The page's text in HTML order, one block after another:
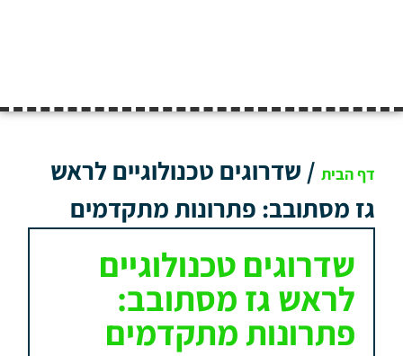
דף הבית / שדרוגים טכנולוגיים לראש
גז מסתובב: פתרונות מתקדמים
שדרוגים טכנולוגיים
לראש גז מסתובב:
פתרונות מתקדמים